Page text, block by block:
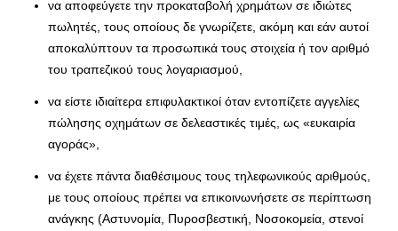
να αποφεύγετε την προκαταβολή χρημάτων σε ιδιώτες
πωλητές, τους οποίους δε γνωρίζετε, ακόμη και εάν αυτοί
αποκαλύπτουν τα προσωπικά τους στοιχεία ή τον αριθμό
του τραπεζικού τους λογαριασμού,
να είστε ιδιαίτερα επιφυλακτικοί όταν εντοπίζετε αγγελίες
πώλησης οχημάτων σε δελεαστικές τιμές, ως «ευκαιρία
αγοράς»,
να έχετε πάντα διαθέσιμους τους τηλεφωνικούς αριθμούς,
με τους οποίους πρέπει να επικοινωνήσετε σε περίπτωση
ανάγκης (Αστυνομία, Πυροσβεστική, Νοσοκομεία, στενοί